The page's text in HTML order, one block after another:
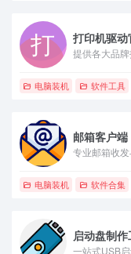
打印机驱动
提供各大品牌
电脑装机 软件工具
邮箱客户端
专业邮箱收
电脑装机 软件合集
启动盘制
一站式USB启